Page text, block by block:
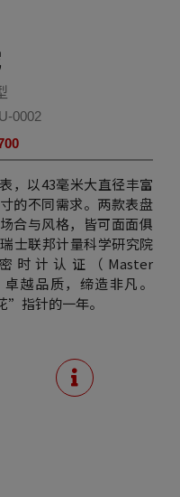
0002
，以43毫米大直径丰富
的不同需求。两款表盘
合与风格，皆可面面俱
士联邦计量科学研究院
时计认证（Master
越品质，缔造非凡。
”指针的一年。